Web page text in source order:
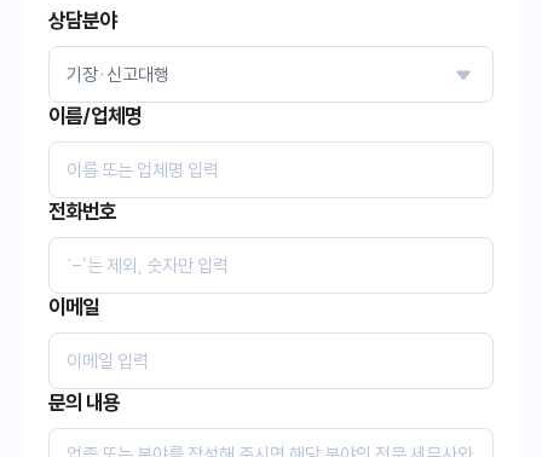
상담분야
이름/업체명
전화번호
이메일
문의 내용